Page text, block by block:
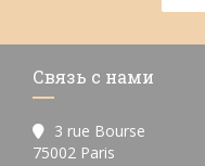
Связь с нами
3 rue Bourse
75002 Paris